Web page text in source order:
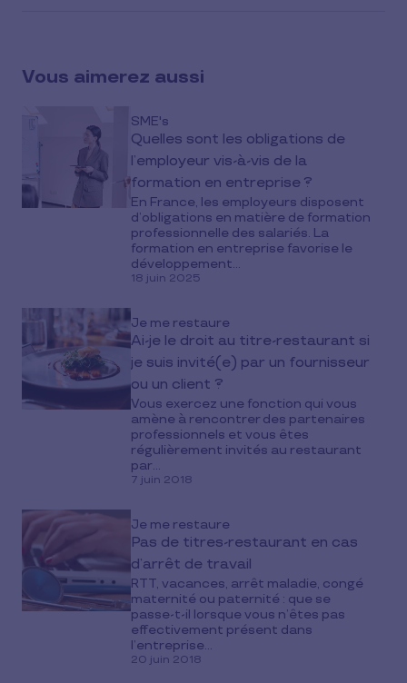
media
Vous aimerez aussi
SME's
Quelles sont les obligations de
l’employeur vis-à-vis de la
formation en entreprise ?
En France, les employeurs disposent
d’obligations en matière de formation
professionnelle des salariés. La
formation en entreprise favorise le
développement...
18 juin 2025
Je me restaure
Ai-je le droit au titre-restaurant si
je suis invité(e) par un fournisseur
ou un client ?
Vous exercez une fonction qui vous
amène à rencontrer des partenaires
professionnels et vous êtes
régulièrement invités au restaurant
par...
7 juin 2018
Je me restaure
Pas de titres-restaurant en cas
d’arrêt de travail
RTT, vacances, arrêt maladie, congé
maternité ou paternité : que se
passe-t-il lorsque vous n’êtes pas
effectivement présent dans
l’entreprise...
20 juin 2018